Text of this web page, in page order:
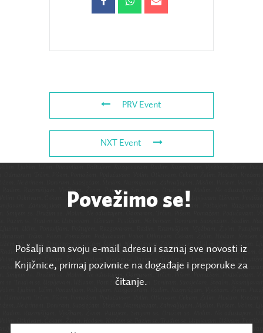
PRV Event
NXT Event
Povežimo se!
Pošalji nam svoju e-mail adresu i saznaj sve novosti iz
Knjižnice, primaj pozivnice na događaje i preporuke za
čitanje.